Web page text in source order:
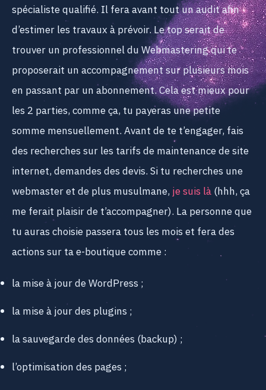
spécialiste qualifié. Il fera avant tout un audit afin
d’estimer les travaux à prévoir. Le top serait de
trouver un professionnel du Webmastering qui te
proposerait un accompagnement sur plusieurs mois
en passant par un abonnement. Cela est mieux pour
les 2 parties, comme ça, tu payeras une petite
somme mensuellement. Avant de te t’engager, fais
des recherches sur les tarifs de maintenance de site
internet, demandes des devis. Si tu recherches une
webmaster et de plus musulmane,je suis là(hhh, ça
me ferait plaisir de t’accompagner). La personne que
tu auras choisie passera tous les mois et fera des
actions sur ta e-boutique comme :
la mise à jour de WordPress ;
la mise à jour des plugins ;
la sauvegarde des données (backup) ;
l’optimisation des pages ;